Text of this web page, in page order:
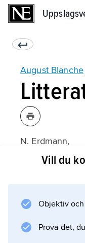
August Blanche
N. Erdmann,
AugustVill du
Objektiv
Prova det,